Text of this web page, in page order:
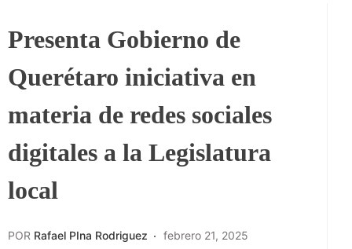
Presenta Gobierno de
Querétaro iniciativa en
materia de redes sociales
digitales a la Legislatura
local
POR Rafael PIna Rodriguez febrero 21, 2025